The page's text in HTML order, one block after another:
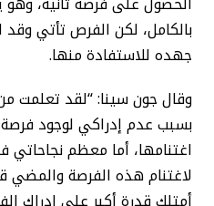
بالكامل، لكن الفرص تأتي
جهده للاستفادة منها.
وقال جون سينا: “لقد تعلمت
بسبب عدم إدراكي لوجود
اغتنامها، أما معظم نجاحاتي
لاغتنام هذه الفرصة والمضي